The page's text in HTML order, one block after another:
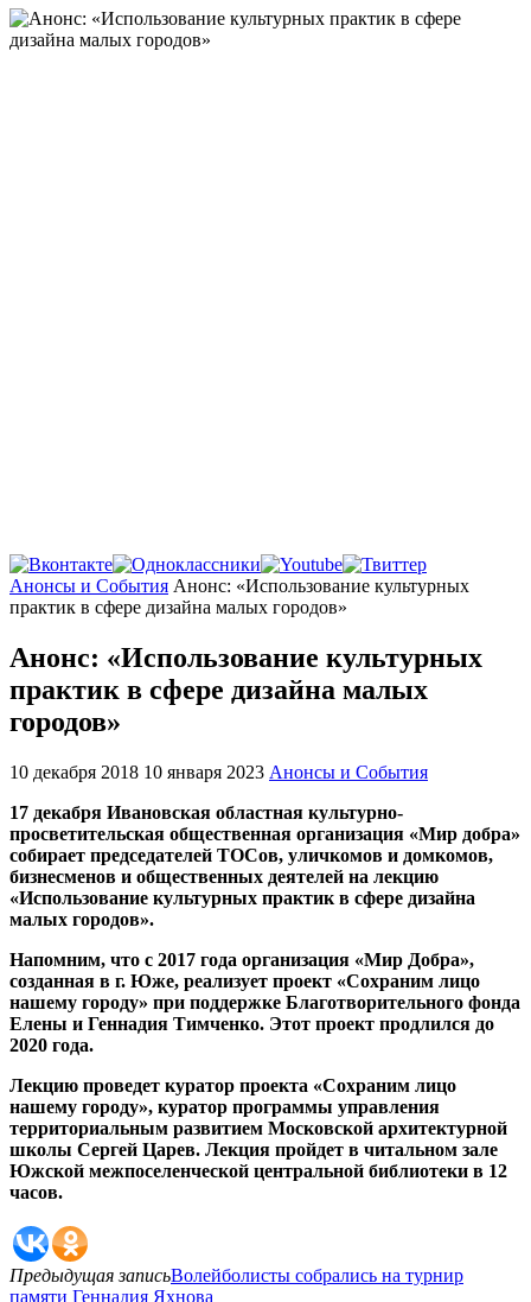
Главная
Анонсы и События Анонс: «Использование культурных
практик в сфере дизайна малых городов»
Анонс: «Использование культурных
практик в сфере дизайна малых
городов»
10 декабря 2018 10 января 2023 Анонсы и События
17 декабря Ивановская областная культурно-
просветительская общественная организация «Мир добра»
собирает председателей ТОСов, уличкомов и домкомов,
бизнесменов и общественных деятелей на лекцию
«Использование культурных практик в сфере дизайна
малых городов».
Напомним, что с 2017 года организация «Мир Добра»,
созданная в г. Юже, реализует проект «Сохраним лицо
нашему городу» при поддержке Благотворительного фонда
Елены и Геннадия Тимченко. Этот проект продлился до
2020 года.
Лекцию проведет куратор проекта «Сохраним лицо
нашему городу», куратор программы управления
территориальным развитием Московской архитектурной
школы Сергей Царев. Лекция пройдет в читальном зале
Южской межпоселенческой центральной библиотеки в 12
часов.
Предыдущая записьВолейболисты собрались на турнир
памяти Геннадия Яхнова